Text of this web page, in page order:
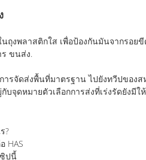
ถุงพลาสติกใส เพื่อป้องกันมันจากรอย
ร ขนส่ง.
ารจัดส่งพื้นที่มาตรฐาน ไปยังทวีปของ
จุดหมายตัวเลือกการส่งที่เร่งรัดยังมีใ
?
HAS
ปนี้